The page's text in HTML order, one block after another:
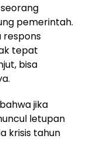
pemerintah.
respons
tepat
bisa
jika
letupan
krisis tahun